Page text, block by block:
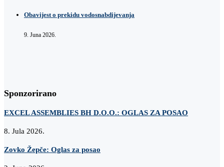
Obavijest o prekidu vodosnabdijevanja
9. Juna 2026.
Sponzorirano
EXCEL ASSEMBLIES BH D.O.O.: OGLAS ZA POSAO
8. Jula 2026.
Zovko Žepče: Oglas za posao